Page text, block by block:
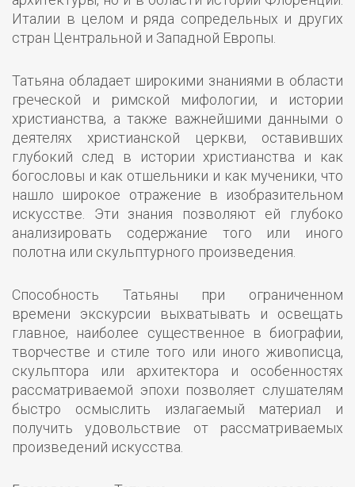
Италии в целом и ряда сопредельных и других
стран Центральной и Западной Европы.
Татьяна обладает широкими знаниями в области
греческой и римской мифологии, и истории
христианства, а также важнейшими данными о
деятелях христианской церкви, оставивших
глубокий след в истории христианства и как
богословы и как отшельники и как мученики, что
нашло широкое отражение в изобразительном
искусстве. Эти знания позволяют ей глубоко
анализировать содержание того или иного
полотна или скульптурного произведения.
Способность Татьяны при ограниченном
времени экскурсии выхватывать и освещать
главное, наиболее существенное в биографии,
творчестве и стиле того или иного живописца,
скульптора или архитектора и особенностях
рассматриваемой эпохи позволяет слушателям
быстро осмыслить излагаемый материал и
получить удовольствие от рассматриваемых
произведений искусства.